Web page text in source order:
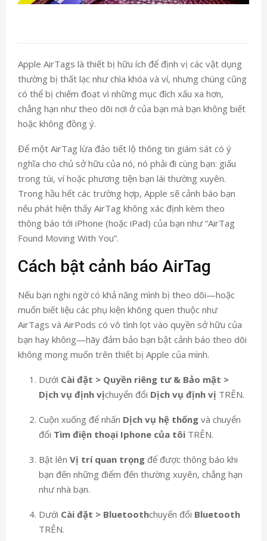
Apple AirTags là thiết bị hữu ích để định vị các vật dụng
thường bị thất lạc như chìa khóa và ví, nhưng chúng cũng
có thể bị chiếm đoạt vì những mục đích xấu xa hơn,
chẳng hạn như theo dõi nơi ở của bạn mà bạn không biết
hoặc không đồng ý.
Để một AirTag lừa đảo tiết lộ thông tin giám sát có ý
nghĩa cho chủ sở hữu của nó, nó phải đi cùng bạn: giấu
trong túi, ví hoặc phương tiện bạn lái thường xuyên.
Trong hầu hết các trường hợp, Apple sẽ cảnh báo bạn
nếu phát hiện thấy AirTag không xác định kèm theo
thông báo tới iPhone (hoặc iPad) của bạn như “AirTag
Found Moving With You”.
Cách bật cảnh báo AirTag
Nếu bạn nghi ngờ có khả năng mình bị theo dõi—hoặc
muốn biết liệu các phụ kiện không quen thuộc như
AirTags và AirPods có vô tình lọt vào quyền sở hữu của
bạn hay không—hãy đảm bảo bạn bật cảnh báo theo dõi
không mong muốn trên thiết bị Apple của mình.
Dưới Cài đặt > Quyền riêng tư & Bảo mật >
Dịch vụ định vịchuyển đổi Dịch vụ định vị TRÊN.
Cuộn xuống để nhấn Dịch vụ hệ thống và chuyển
đổi Tìm điện thoại Iphone của tôi TRÊN.
Bật lên Vị trí quan trọng để được thông báo khi
bạn đến những điểm đến thường xuyên, chẳng hạn
như nhà bạn.
Dưới Cài đặt > Bluetoothchuyển đổi Bluetooth
TRÊN.